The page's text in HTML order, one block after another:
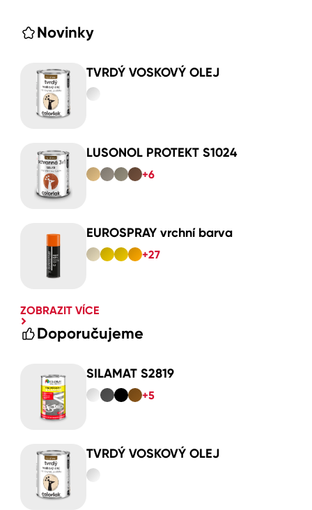
Novinky
TVRDÝ VOSKOVÝ OLEJ
LUSONOL PROTEKT S1024
+6
EUROSPRAY vrchní barva
+27
ZOBRAZIT VÍCE
Doporučujeme
SILAMAT S2819
+5
TVRDÝ VOSKOVÝ OLEJ